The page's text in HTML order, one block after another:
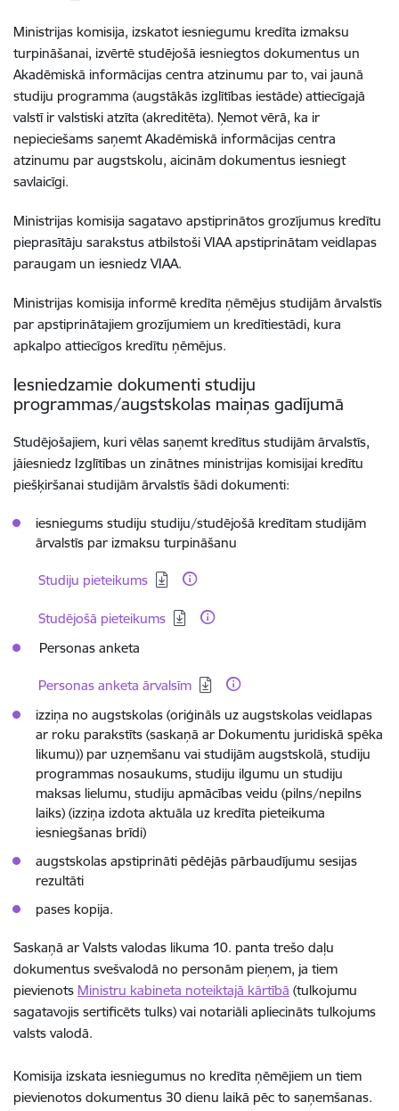
Ministrijas komisija, izskatot iesniegumu kredīta izmaksu
turpināšanai, izvērtē studējošā iesniegtos dokumentus un
Akadēmiskā informācijas centra atzinumu par to, vai jaunā
studiju programma (augstākās izglītības iestāde) attiecīgajā
valstī ir valstiski atzīta (akreditēta). Ņemot vērā, ka ir
nepieciešams saņemt Akadēmiskā informācijas centra
atzinumu par augstskolu, aicinām dokumentus iesniegt
savlaicīgi.
Ministrijas komisija sagatavo apstiprinātos grozījumus kredītu
pieprasītāju sarakstus atbilstoši VIAA apstiprinātam veidlapas
paraugam un iesniedz VIAA.
Ministrijas komisija informē kredīta ņēmējus studijām ārvalstīs
par apstiprinātajiem grozījumiem un kredītiestādi, kura
apkalpo attiecīgos kredītu ņēmējus.
Iesniedzamie dokumenti studiju
programmas/augstskolas maiņas gadījumā
Studējošajiem, kuri vēlas saņemt kredītus studijām ārvalstīs,
jāiesniedz Izglītības un zinātnes ministrijas komisijai kredītu
piešķiršanai studijām ārvalstīs šādi dokumenti:
iesniegums studiju studiju/studējošā kredītam studijām
ārvalstīs par izmaksu turpināšanu
Lejupielādēt:
Studiju pieteikums
Lejupielādēt:
Studējošā pieteikums
Personas anketa
Lejupielādēt:
Personas anketa ārvalsīm
izziņa no augstskolas (oriģināls uz augstskolas veidlapas
ar roku parakstīts (saskaņā ar Dokumentu juridiskā spēka
likumu)) par uzņemšanu vai studijām augstskolā, studiju
programmas nosaukums, studiju ilgumu un studiju
maksas lielumu, studiju apmācības veidu (pilns/nepilns
laiks) (izziņa izdota aktuāla uz kredīta pieteikuma
iesniegšanas brīdi)
augstskolas apstiprināti pēdējās pārbaudījumu sesijas
rezultāti
pases kopija.
Saskaņā ar Valsts valodas likuma 10. panta trešo daļu
dokumentus svešvalodā no personām pieņem, ja tiem
pievienots Ministru kabineta noteiktajā kārtībā (tulkojumu
sagatavojis sertificēts tulks) vai notariāli apliecināts tulkojums
valsts valodā.
Komisija izskata iesniegumus no kredīta ņēmējiem un tiem
pievienotos dokumentus 30 dienu laikā pēc to saņemšanas.